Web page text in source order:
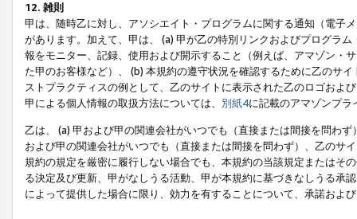
12. 雑則
甲は、随時乙に対し、アソシエイト・プログラムに関する通知（電子
があります。加えて、甲は、 (a) 甲が乙の特別リンクおよびプログラ
報をモニター、記録、使用および開示すること（例えば、アマゾン・
た甲のお客様など）、 (b) 本規約の遵守状況を確認するために乙のサ
ストプラクティスの例として、乙のサイトに表示された乙のロゴおよ
甲による個人情報の取扱方法については、 別紙4に記載のアマゾンプ
乙は、 (a) 甲および甲の関連会社がいつでも（直接または間接を問わ
および甲の関連会社がいつでも（直接または間接を問わず）、乙のサ
規約の規定を厳密に履行しない場合でも、本規約の当該規定またはそ
る決定及び更新、甲がなしうる活動、甲が本規約に基づきなしうる承
によって提供した場合に限り、効力を有することについて、承諾およ